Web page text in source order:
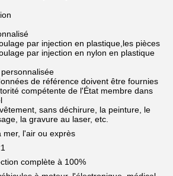
par injection en plastique,les pièces
par injection en nylon en plastique
personnalisée
de référence doivent être fournies
compétente de l'État membre dans
sans déchirure, la peinture, le
la gravure au laser, etc.
mer, l'air ou exprès
complète à 100%